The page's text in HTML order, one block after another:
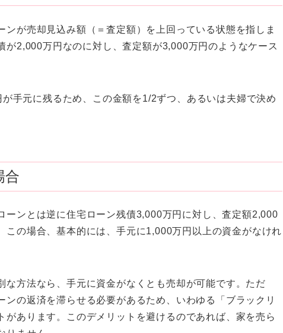
ンが売却見込み額（＝査定額）を上回っている状態を指しま
が2,000万円なのに対し、査定額が3,000万円のようなケース
手元に残るため、この金額を1/2ずつ、あるいは夫婦で決め
合
ーンとは逆に住宅ローン残債3,000万円に対し、査定額2,000
この場合、基本的には、手元に1,000万円以上の資金がなけれ
な方法なら、手元に資金がなくとも売却が可能です。ただ
ンの返済を滞らせる必要があるため、いわゆる「ブラックリ
があります。このデメリットを避けるのであれば、家を売ら